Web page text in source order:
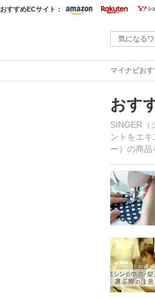
おすすめECサイト：
マイナビお
おす
SINGER（
ントをエ
ー）の商品